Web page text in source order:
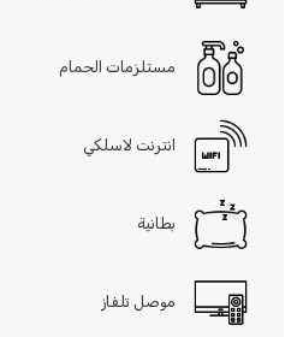
مستلزمات الحمام
انترنت لاسلكي
بطانية
موصل تلفاز